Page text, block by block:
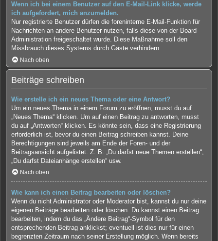
Wenn ich bei einem Benutzer auf den E-Mail-Link klicke, werde
ich aufgefordert, mich anzumelden.
Nur registrierte Benutzer dürfen die foreninterne E-Mail-Funktion für
Nachrichten an andere Benutzer nutzen, falls diese von der Board-
Administration freigeschaltet wurde. Diese Maßnahme soll den
Missbrauch dieses Systems durch Gäste verhindern.
Nach oben
Beiträge schreiben
Wie erstelle ich ein neues Thema oder eine Antwort?
Um ein neues Thema in einem Forum zu eröffnen, musst du auf
„Neues Thema“ klicken. Um auf einen Beitrag zu antworten, musst
du auf „Antworten“ klicken. Es könnte sein, dass eine Registrierung
erforderlich ist, bevor du einen Beitrag schreiben kannst. Deine
Berechtigungen sind jeweils am Ende der Foren- und der
Beitragsansicht aufgelistet. Z. B. „Du darfst neue Themen erstellen“,
„Du darfst Dateianhänge erstellen“ usw.
Nach oben
Wie kann ich einen Beitrag bearbeiten oder löschen?
Wenn du nicht Administrator oder Moderator bist, kannst du nur deine
eigenen Beiträge bearbeiten oder löschen. Du kannst einen Beitrag
bearbeiten, indem du das „Ändere Beitrag“-Symbol für den
entsprechenden Beitrag anklickst; eventuell ist dies nur für einen
begrenzten Zeitraum nach seiner Erstellung möglich. Wenn bereits